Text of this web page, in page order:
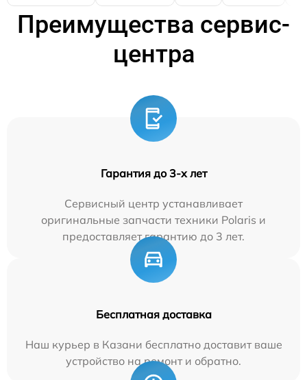
Преимущества сервис-
центра
Гарантия до 3-х лет
Сервисный центр устанавливает
оригинальные запчасти техники Polaris и
предоставляет гарантию до 3 лет.
Бесплатная доставка
Наш курьер в Казани бесплатно доставит ваше
устройство на ремонт и обратно.